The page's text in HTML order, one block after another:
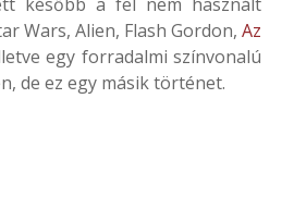
Wars, Alien, Flash Gordon, Az
egy forradalmi színvonalú
de ez egy másik történet.